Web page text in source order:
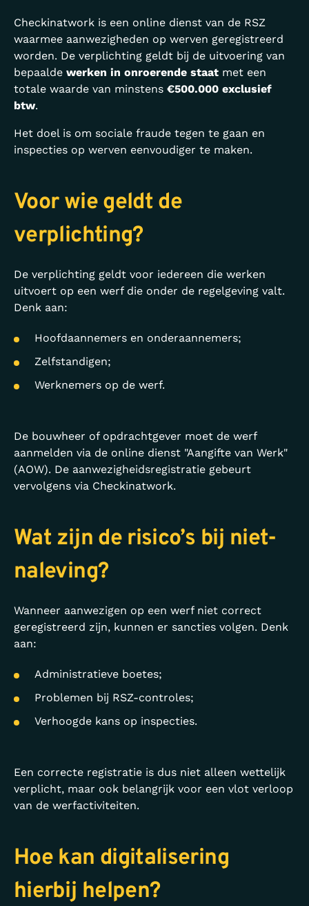
Checkinatwork is een online dienst van de RSZ
waarmee aanwezigheden op werven geregistreerd
worden. De verplichting geldt bij de uitvoering van
bepaalde werken in onroerende staat met een
totale waarde van minstens €500.000 exclusief
btw.
Het doel is om sociale fraude tegen te gaan en
inspecties op werven eenvoudiger te maken.
Voor wie geldt de
verplichting?
De verplichting geldt voor iedereen die werken
uitvoert op een werf die onder de regelgeving valt.
Denk aan:
Hoofdaannemers en onderaannemers;
Zelfstandigen;
Werknemers op de werf.
De bouwheer of opdrachtgever moet de werf
aanmelden via de online dienst "Aangifte van Werk"
(AOW). De aanwezigheidsregistratie gebeurt
vervolgens via Checkinatwork.
Wat zijn de risico’s bij niet-
naleving?
Wanneer aanwezigen op een werf niet correct
geregistreerd zijn, kunnen er sancties volgen. Denk
aan:
Administratieve boetes;
Problemen bij RSZ-controles;
Verhoogde kans op inspecties.
Een correcte registratie is dus niet alleen wettelijk
verplicht, maar ook belangrijk voor een vlot verloop
van de werfactiviteiten.
Hoe kan digitalisering
hierbij helpen?